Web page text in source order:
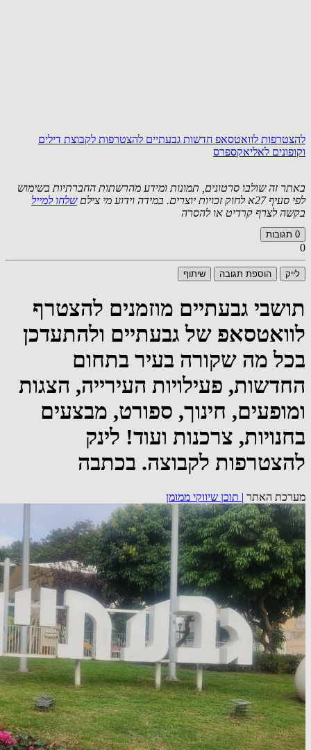
להצטרפות לוואטסאפ חדשות גבעתיים להצטרפות לקבוצת דילים
וקופונים לאליאקספרס
באתר זה שולבו סרטונים, תמונות ומידע מהרשתות החברתיות בשימוש
לפי סעיף 27א לחוק זכויות יוצרים. במידה וידוע מי צילם
שלחו למייל
בקשה לצרף קרדיט או להסרה
0 תגובות
0
לייק הוספת תגובה שיתוף
תושבי גבעתיים מוזמנים להצטרף
לוואטסאפ של גבעתיים ולהתעדכן
בכל מה שקורה בעיר בתחום
החדשות, פעילויות העירייה, הצגות
ומופעים, חינוך, ספורט, מבצעים
בחנויות, צרכנות ועוד! לינק
להצטרפות לקבוצה. בכתבה
מערכת האתר | תוכן שיווקי ממומן